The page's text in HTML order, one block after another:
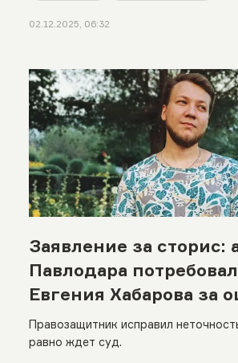
02.12.2025, 06:32
Заявление за сторис:
Павлодара
Евгения Хабарова за
публикацию
Правозащитник исправил
равно ждет суд.